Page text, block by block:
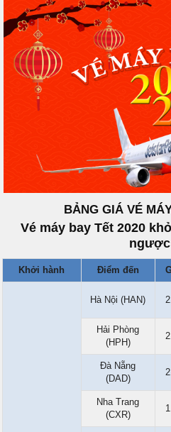
BẢNG GIÁ VÉ
Vé máy bay Tết 2020
Khởi hành Điểm đến
Hà Nội (HAN)
Hải Phòng
(HPH)
Đà Nẵng
(DAD)
Nha Trang
(CXR)